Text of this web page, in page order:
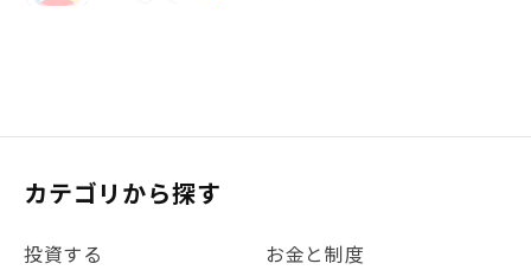
カテゴリから探す
投資する
お金と制度